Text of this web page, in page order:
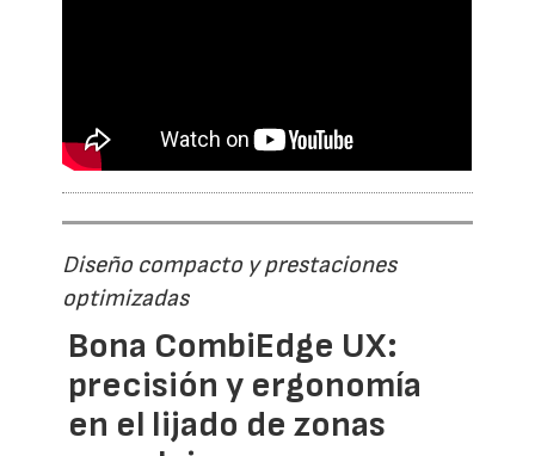
Diseño compacto y prestaciones
optimizadas
Bona CombiEdge UX:
precisión y ergonomía
en el lijado de zonas